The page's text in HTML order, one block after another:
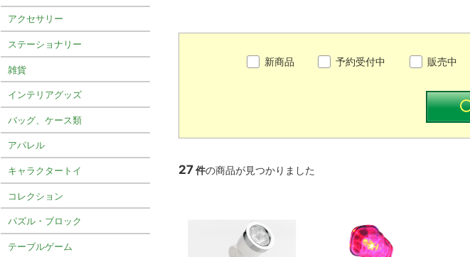
新商品 予約受付中 販売中
27件の商品が見つかりました
アクセサリー
ステーショナリー
雑貨
インテリアグッズ
バッグ、ケース類
アパレル
キャラクタートイ
コレクション
パズル・ブロック
テーブルゲーム